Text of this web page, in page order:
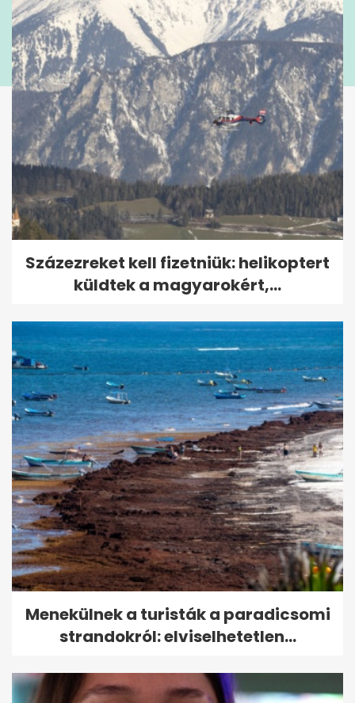
Százezreket kell fizetniük: helikoptert
küldtek a magyarokért,...
Menekülnek a turisták a paradicsomi
strandokról: elviselhetetlen...